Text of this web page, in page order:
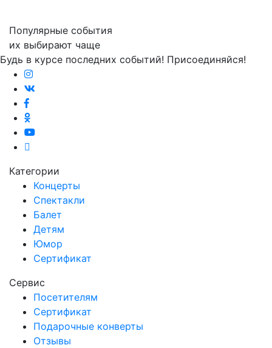
Популярные события
их выбирают чаще
Будь в курсе последних событий! Присоединяйся!
Категории
Концерты
Спектакли
Балет
Детям
Юмор
Сертификат
Сервис
Посетителям
Сертификат
Подарочные конверты
Отзывы